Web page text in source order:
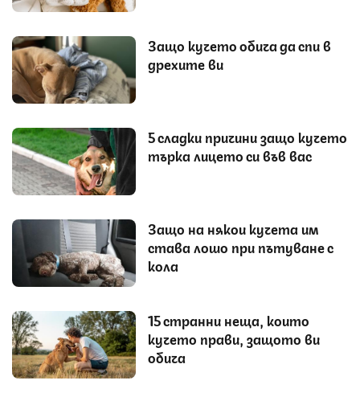
Защо кучето обича да спи в
дрехите ви
5 сладки причини защо кучето
търка лицето си във вас
Защо на някои кучета им
става лошо при пътуване с
кола
15 странни неща, които
кучето прави, защото ви
обича